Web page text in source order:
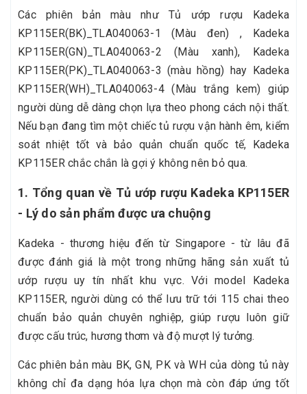
Các phiên bản màu như Tủ ướp rượu Kadeka
KP115ER(BK)_TLA040063-1 (Màu đen) , Kadeka
KP115ER(GN)_TLA040063-2 (Màu xanh), Kadeka
KP115ER(PK)_TLA040063-3 (màu hồng) hay Kadeka
KP115ER(WH)_TLA040063-4 (Màu trắng kem) giúp
người dùng dễ dàng chọn lựa theo phong cách nội thất.
Nếu bạn đang tìm một chiếc tủ rượu vận hành êm, kiểm
soát nhiệt tốt và bảo quản chuẩn quốc tế, Kadeka
KP115ER chắc chắn là gợi ý không nên bỏ qua.
1. Tổng quan về Tủ ướp rượu Kadeka KP115ER
- Lý do sản phẩm được ưa chuộng
Kadeka - thương hiệu đến từ Singapore - từ lâu đã
được đánh giá là một trong những hãng sản xuất tủ
ướp rượu uy tín nhất khu vực. Với model Kadeka
KP115ER, người dùng có thể lưu trữ tới 115 chai theo
chuẩn bảo quản chuyên nghiệp, giúp rượu luôn giữ
được cấu trúc, hương thơm và độ mượt lý tưởng.
Các phiên bản màu BK, GN, PK và WH của dòng tủ này
không chỉ đa dạng hóa lựa chọn mà còn đáp ứng tốt